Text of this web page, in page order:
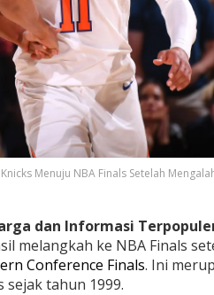
Menuju NBA Finals Setelah
dan Informasi
melangkah ke NBA Finals
Conference Finals. Ini
sejak tahun 1999.
RUU